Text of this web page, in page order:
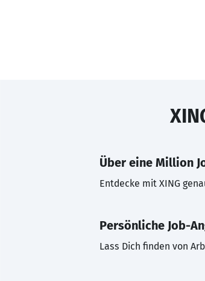
Über eine Million
Entdecke mit XING
Persönliche Job-
Lass Dich finden von